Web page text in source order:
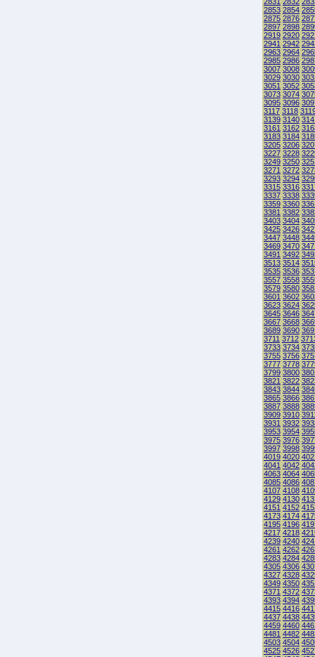
2853 2854
2875 2876
2897 2898
2919 2920
2941 2942
2963 2964
2985 2986
3007 3008
3029 3030
3051 3052
3073 3074
3095 3096
3117 3118
3139 3140
3161 3162
3183 3184
3205 3206
3227 3228
3249 3250
3271 3272
3293 3294
3315 3316
3337 3338
3359 3360
3381 3382
3403 3404
3425 3426
3447 3448
3469 3470
3491 3492
3513 3514
3535 3536
3557 3558
3579 3580
3601 3602
3623 3624
3645 3646
3667 3668
3689 3690
3711 3712
3733 3734
3755 3756
3777 3778
3799 3800
3821 3822
3843 3844
3865 3866
3887 3888
3909 3910
3931 3932
3953 3954
3975 3976
3997 3998
4019 4020
4041 4042
4063 4064
4085 4086
4107 4108
4129 4130
4151 4152
4173 4174
4195 4196
4217 4218
4239 4240
4261 4262
4283 4284
4305 4306
4327 4328
4349 4350
4371 4372
4393 4394
4415 4416
4437 4438
4459 4460
4481 4482
4503 4504
4525 4526